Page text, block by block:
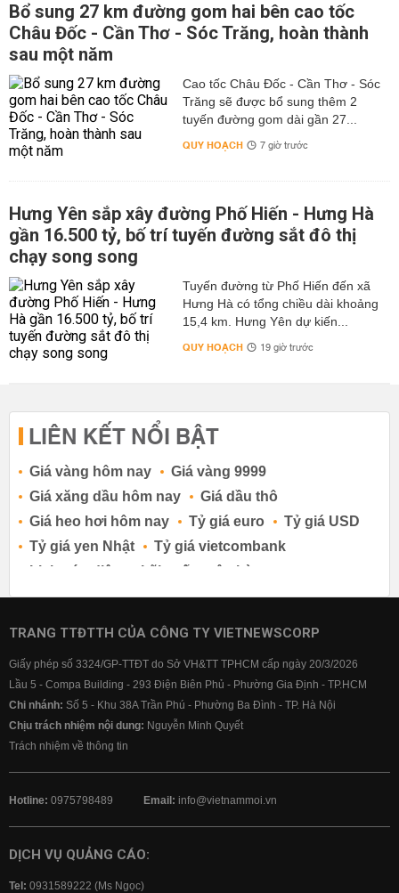
Bổ sung 27 km đường gom hai bên cao tốc
Châu Đốc - Cần Thơ - Sóc Trăng, hoàn thành
sau một năm
Cao tốc Châu Đốc - Cần Thơ - Sóc
Trăng sẽ được bổ sung thêm 2
tuyến đường gom dài gần 27...
QUY HOẠCH 7 giờ trước
Hưng Yên sắp xây đường Phố Hiến - Hưng Hà
gần 16.500 tỷ, bố trí tuyến đường sắt đô thị
chạy song song
Tuyến đường từ Phố Hiến đến xã
Hưng Hà có tổng chiều dài khoảng
15,4 km. Hưng Yên dự kiến...
QUY HOẠCH 19 giờ trước
LIÊN KẾT NỔI BẬT
Giá vàng hôm nay
Giá vàng 9999
Giá xăng dầu hôm nay
Giá dầu thô
Giá heo hơi hôm nay
Tỷ giá euro
Tỷ giá USD
Tỷ giá yen Nhật
Tỷ giá vietcombank
Lịch cúp điện
Lãi suất ngân hàng
Lãi suất tiết kiệm
Lãi suất tiền gửi
Lãi suất ngân hàng Agribank
Lãi suất ngân hàng BIDV
Lãi suất ngân hàng Vietinbank
Lãi suất ngân hàng Vietcombank
TRANG TTĐTTH CỦA CÔNG TY VIETNEWSCORP
Giấy phép số 3324/GP-TTĐT do Sở VH&TT TPHCM cấp ngày 20/3/2026
Lầu 5 - Compa Building - 293 Điện Biên Phủ - Phường Gia Định - TP.HCM
Chi nhánh: Số 5 - Khu 38A Trần Phú - Phường Ba Đình - TP. Hà Nội
Chịu trách nhiệm nội dung: Nguyễn Minh Quyết
Trách nhiệm về thông tin
Hotline: 0975798489 Email: info@vietnammoi.vn
DỊCH VỤ QUẢNG CÁO:
Tel: 0931589222 (Ms Ngọc)